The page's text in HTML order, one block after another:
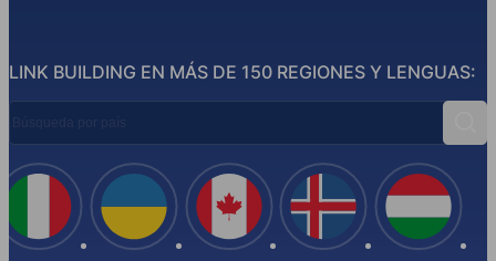
LINK BUILDING EN MÁS DE 150 REGIONES Y LENGUAS:
España Italia Ucrania Canadá